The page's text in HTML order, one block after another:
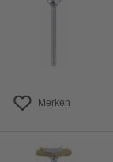
Merken